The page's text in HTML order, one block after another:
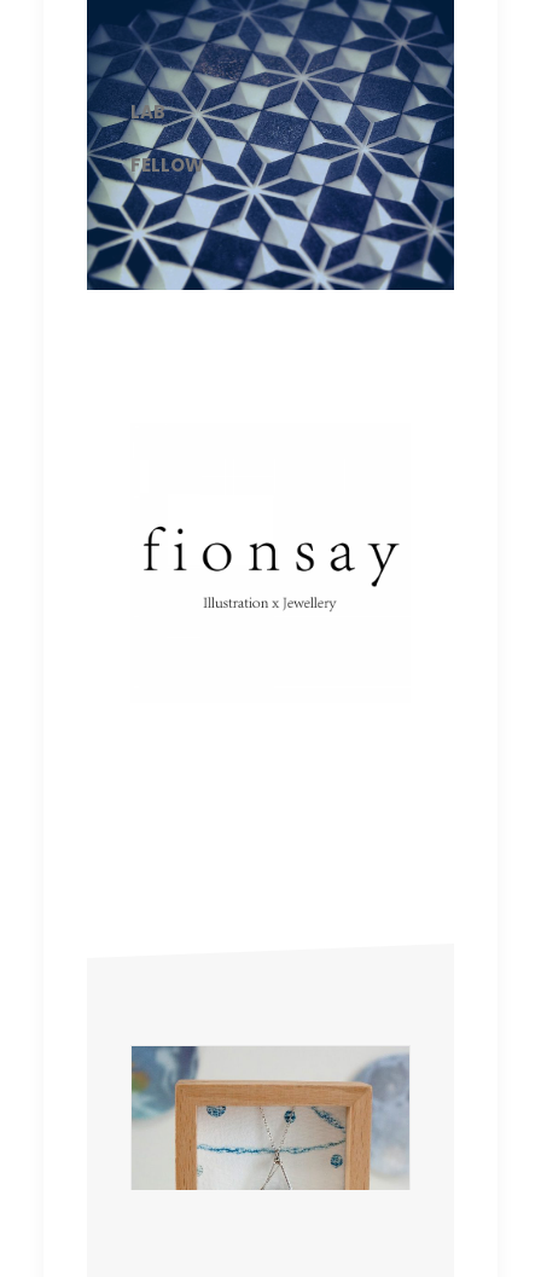
LAB
FELLOW
fionsay
fionsay
fionsay
fionsay studio